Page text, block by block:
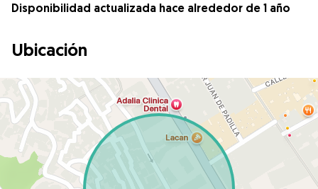
Disponibilidad actualizada hace alrededor de 1 año
Ubicación